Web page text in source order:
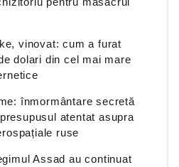
vinovat: cum a furat
dolari din cel mai mare
înmormântare secretă
atentat asupra
ruse
Assad au continuat